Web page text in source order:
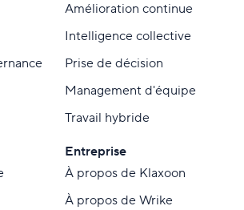
Amélioration continue
Intelligence collective
Prise de décision
Management d'équipe
Travail hybride
Entreprise
À propos de Klaxoon
À propos de Wrike